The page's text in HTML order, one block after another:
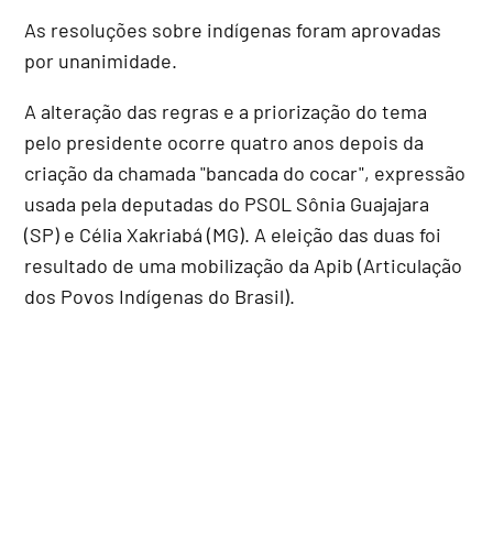
As resoluções sobre indígenas foram aprovadas
por unanimidade.
A alteração das regras e a priorização do tema
pelo presidente ocorre quatro anos depois da
criação da chamada "bancada do cocar", expressão
usada pela deputadas do PSOL Sônia Guajajara
(SP) e Célia Xakriabá (MG). A eleição das duas foi
resultado de uma mobilização da Apib (Articulação
dos Povos Indígenas do Brasil).